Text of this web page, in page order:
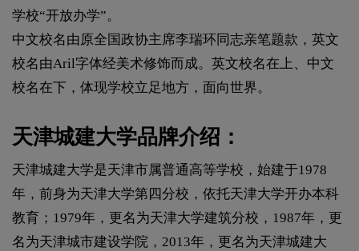
学校“开放办学”。
中文校名由原全国政协主席李瑞环同志亲笔题款，英文
校名由Aril字体经美术修饰而成。英文校名在上、中文
校名在下，体现学校立足地方，面向世界。
天津城建大学品牌介绍：
天津城建大学是天津市属普通高等学校，始建于1978
年，前身为天津大学第四分校，依托天津大学开办本科
教育；1979年，更名为天津大学建筑分校，1987年，更
名为天津城市建设学院，2013年，更名为天津城建大